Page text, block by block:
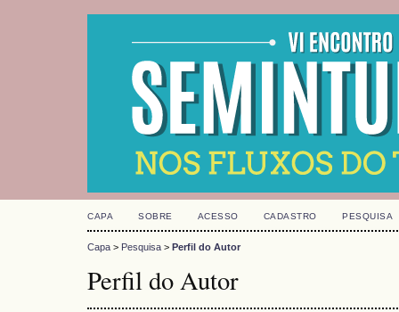
CAPA SOBRE ACESSO CADASTRO PESQUISA
Capa > Pesquisa > Perfil do Autor
Perfil do Autor